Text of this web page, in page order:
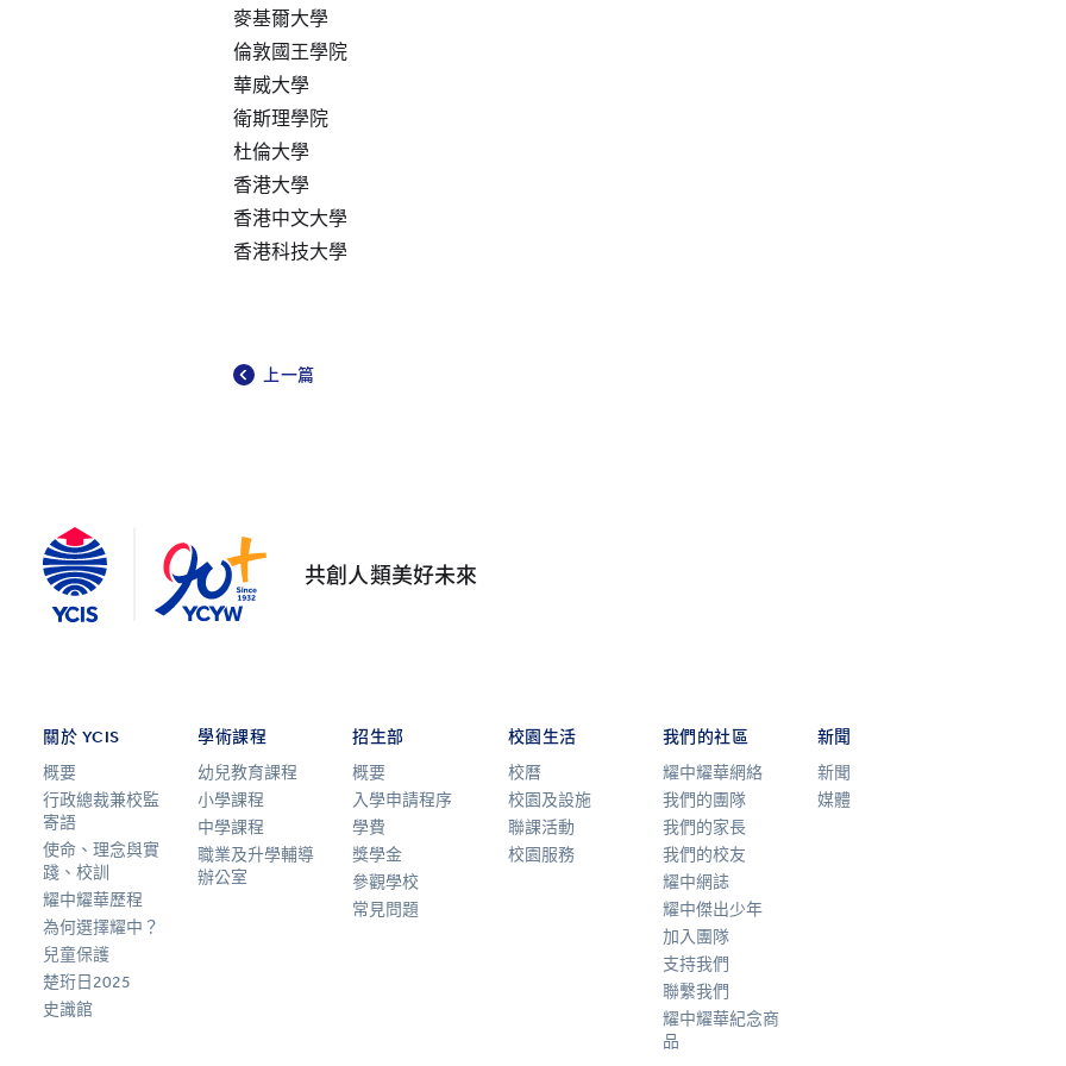
麥基爾大學
倫敦國王學院
華威大學
衛斯理學院
杜倫大學
香港大學
香港中文大學
香港科技大學
上一篇
共創人類美好未來
關於 YCIS
概要
行政總裁兼校監
寄語
使命、理念與實
踐、校訓
耀中耀華歷程
為何選擇耀中？
兒童保護
楚珩日2025
史識館
學術課程
幼兒教育課程
小學課程
中學課程
職業及升學輔導
辦公室
招生部
概要
入學申請程序
學費
獎學金
參觀學校
常見問題
校園生活
校曆
校園及設施
聯課活動
校園服務
我們的社區
耀中耀華網絡
我們的團隊
我們的家長
我們的校友
耀中網誌
耀中傑出少年
加入團隊
支持我們
聯繫我們
耀中耀華紀念商
品
新聞
新聞
媒體